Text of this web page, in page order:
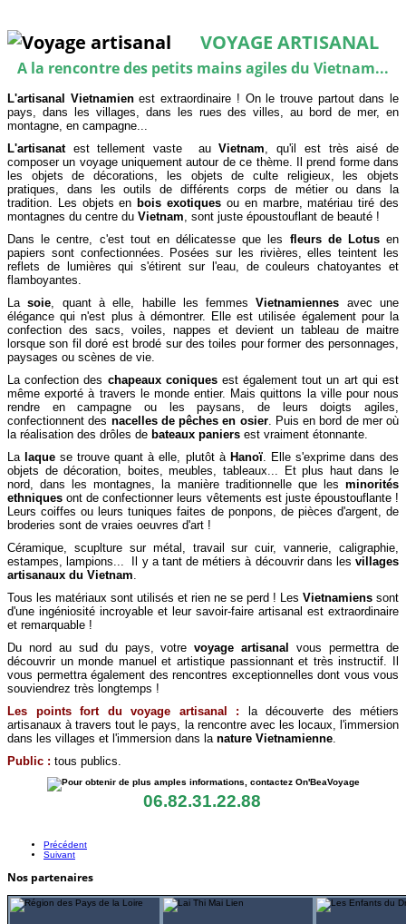
VOYAGE ARTISANAL
A la rencontre des petits mains agiles du Vietnam...
L'artisanal Vietnamienest extraordinaire ! On le trouve partout dans le
pays, dans les villages, dans les rues des villes, au bord de mer, en
montagne, en campagne...
L'artisanatest tellement vaste auVietnam , qu'il est très aisé de
composer un voyage uniquement autour de ce thème. Il prend forme dans
les objets de décorations, les objets de culte religieux, les objets
pratiques, dans les outils de différents corps de métier ou dans la
tradition. Les objets enbois exotiques ou en marbre, matériau tiré des
montagnes du centre du Vietnam , sont juste époustouflant de beauté !
Dans le centre, c'est tout en délicatesse que les fleurs de Lotusen
papiers sont confectionnées. Posées sur les rivières, elles teintent les
reflets de lumières qui s'étirent sur l'eau, de couleurs chatoyantes et
flamboyantes.
Lasoie , quant à elle, habille les femmesVietnamiennes avec une
élégance qui n'est plus à démontrer. Elle est utilisée également pour la
confection des sacs, voiles, nappes et devient un tableau de maitre
lorsque son fil doré est brodé sur des toiles pour former des personnages,
paysages ou scènes de vie.
La confection des chapeaux coniquesest également tout un art qui est
même exporté à travers le monde entier. Mais quittons la ville pour nous
rendre en campagne ou les paysans, de leurs doigts agiles,
confectionnent des nacelles de pêches en osier. Puis en bord de mer où
la réalisation des drôles de bateaux paniers est vraiment étonnante.
Lalaque se trouve quant à elle, plutôt à Hanoï. Elle s'exprime dans des
objets de décoration, boites, meubles, tableaux... Et plus haut dans le
nord, dans les montagnes, la manière traditionnelle que les minorités
ethniques ont de confectionner leurs vêtements est juste époustouflante !
Leurs coiffes ou leurs tuniques faites de ponpons, de pièces d'argent, de
broderies sont de vraies oeuvres d'art !
Céramique, scuplture sur métal, travail sur cuir, vannerie, caligraphie,
estampes, lampions... Il y a tant de métiers à découvrir dans les villages
artisanaux du Vietnam
Tous les matériaux sont utilisés et rien ne se perd ! Les Vietnamiens sont
d'une ingéniosité incroyable et leur savoir-faire artisanal est extraordinaire
et remarquable !
Du nord au sud du pays, votrevoyage artisanal vous permettra de
découvrir un monde manuel et artistique passionnant et très instructif. Il
vous permettra également des rencontres exceptionnelles dont vous vous
souviendrez très longtemps !
Les points fort du voyage artisanal : la découverte des métiers
artisanaux à travers tout le pays, la rencontre avec les locaux, l'immersion
dans les villages et l'immersion dans la nature Vietnamienne
Public : tous publics.
06.82.31.22.88
Précédent
Suivant
Nos partenaires